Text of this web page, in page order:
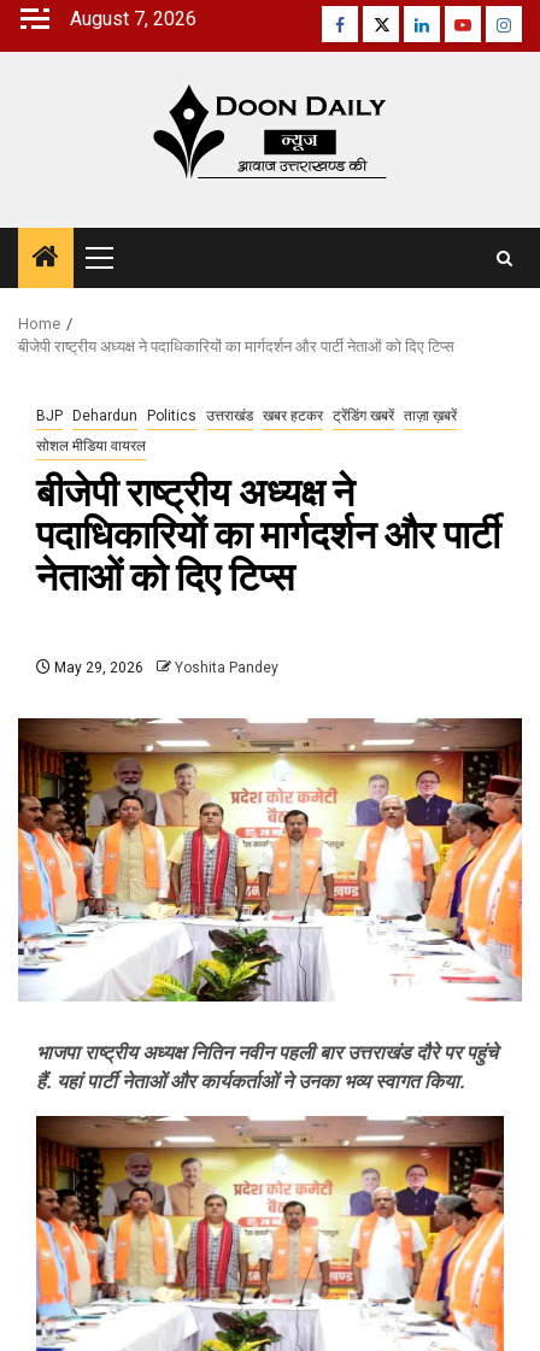
Skip
August 7, 2026 Facebook
TwitterLinkedinYoutube
Primary
Menu
Home
बीजेपी राष्ट्रीय अध्यक्ष ने पदाधिकारियों का मार्गदर्शन और पार्टी नेताओं को दिए टिप्स
BJP Dehardun Politics उत्तराखंड खबर हटकर ट्रेंडिंग खबरें ताज़ा ख़बरें
सोशल मीडिया वायरल
बीजेपी राष्ट्रीय अध्यक्ष ने
पदाधिकारियों का मार्गदर्शन और पार्टी
नेताओं को दिए टिप्स
May 29, 2026 Yoshita Pandey
भाजपा राष्ट्रीय अध्यक्ष नितिन नवीन पहली बार उत्तराखंड दौरे पर पहुंचे
हैं. यहां पार्टी नेताओं और कार्यकर्ताओं ने उनका भव्य स्वागत किया.